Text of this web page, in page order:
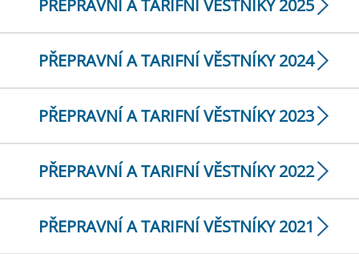
PŘEPRAVNÍ A TARIFNÍ VĚSTNÍKY 2025
PŘEPRAVNÍ A TARIFNÍ VĚSTNÍKY 2024
PŘEPRAVNÍ A TARIFNÍ VĚSTNÍKY 2023
PŘEPRAVNÍ A TARIFNÍ VĚSTNÍKY 2022
PŘEPRAVNÍ A TARIFNÍ VĚSTNÍKY 2021